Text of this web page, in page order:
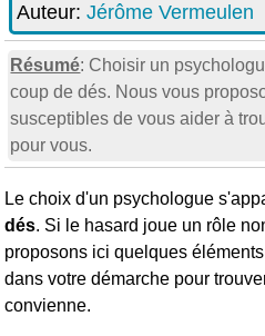
Auteur:Jérôme Vermeulen
Résumé: Choisir un
coup de dés. Nous vous
susceptibles de vous aider à
pour vous.
Le choix d'un psychologue
dés. Si le hasard joue un rôle
proposons ici quelques
dans votre démarche pour
convienne.